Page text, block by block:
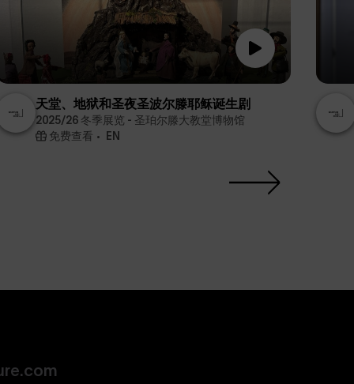
天堂、地狱和圣夜圣波尔滕耶稣诞生剧
2025/26 冬季展览 - 圣珀尔滕大教堂博物馆
免费查看
EN